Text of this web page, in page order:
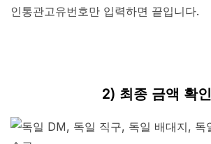
인통관고유번호만 입력하면 끝입니다.
2) 최종 금액 확인